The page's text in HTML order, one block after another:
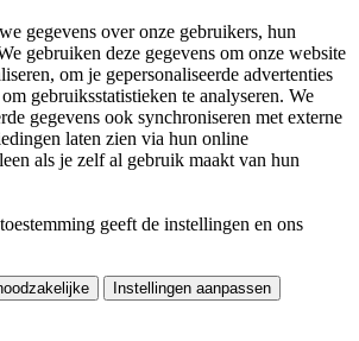
gegevens over onze gebruikers, hun
gebruiken deze gegevens om onze website
om je gepersonaliseerde advertenties
gebruiksstatistieken te analyseren. We
gegevens ook synchroniseren met externe
laten zien via hun online
als je zelf al gebruik maakt van hun
geeft de instellingen en ons
Instellingen aanpassen